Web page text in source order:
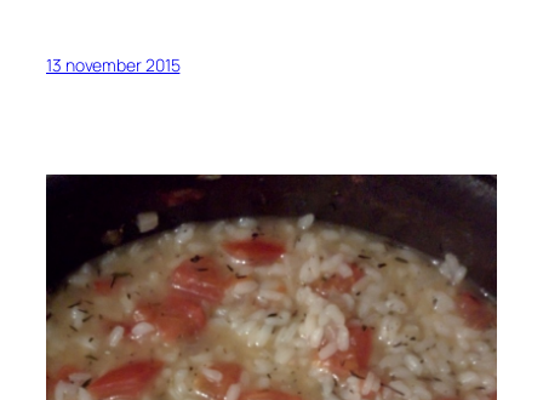
13 november 2015